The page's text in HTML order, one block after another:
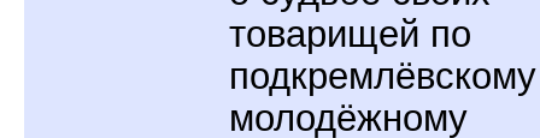
товарищей по
подкремлёвскому
молодёжному